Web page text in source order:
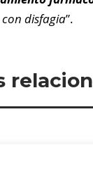
disfagia”.